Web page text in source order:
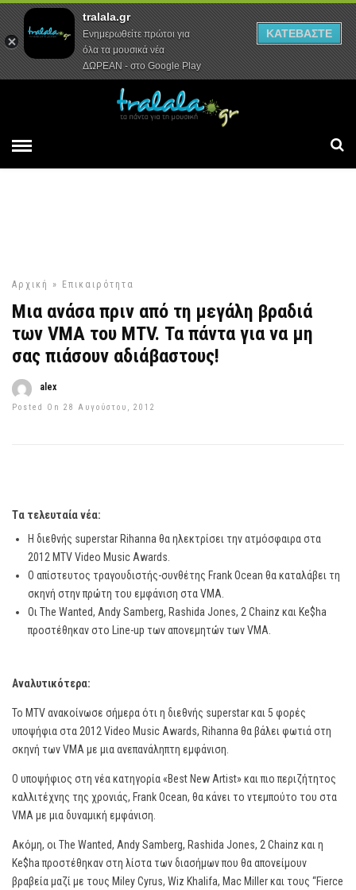
Αρχική Συνεντεύξεις Ρεπορτάζ
Αρχική » Επικαιρότητα
Μια ανάσα πριν από τη μεγάλη βραδιά
των VMA του ΜΤV. Τα πάντα για να μη
σας πιάσουν αδιάβαστους!
alex
Posted On 28 Αυγούστου, 2012
Tα τελευταία νέα:
Η διεθνής superstar Rihanna θα ηλεκτρίσει την ατμόσφαιρα στα
2012 ΜΤV Video Music Awards.
Ο απίστευτος τραγουδιστής-συνθέτης Frank Ocean θα καταλάβει τη
σκηνή στην πρώτη του εμφάνιση στα VMA.
Oι The Wanted, Andy Samberg, Rashida Jones, 2 Chainz και Ke$ha
προστέθηκαν στο Line-up των απονεμητών των VMA.
Αναλυτικότερα:
Το MTV ανακοίνωσε σήμερα ότι η διεθνής superstar και 5 φορές
υποψήφια στα 2012 Video Music Awards, Rihanna θα βάλει φωτιά στη
σκηνή των VMA με μια ανεπανάληπτη εμφάνιση.
Ο υποψήφιος στη νέα κατηγορία «Best New Artist» και πιο περιζήτητος
καλλιτέχνης της χρονιάς, Frank Ocean, θα κάνει το ντεμπούτο του στα
VMA με μια δυναμική εμφάνιση.
Ακόμη, οι The Wanted, Andy Samberg, Rashida Jones, 2 Chainz και η
Ke$ha προστέθηκαν στη λίστα των διασήμων που θα απονείμουν
βραβεία μαζί με τους Miley Cyrus, Wiz Khalifa, Mac Miller και τους “Fierce
tralala.gr
Ενημερωθείτε πρώτοι για
όλα τα μουσικά νέα
ΔΩΡΕΑΝ - στο Google Play
ΚΑΤΕΒΑΣΤΕ